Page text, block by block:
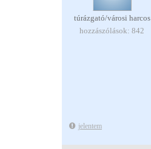
túrázgató/városi harcos
hozzászólások: 842
jelentem